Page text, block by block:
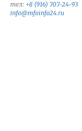
тел: +8 (916) 707-24-93
info@mfoinfo24.ru